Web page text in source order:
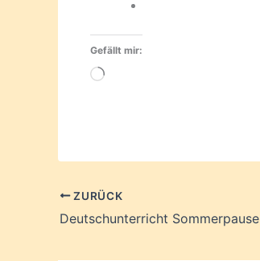
Gefällt mir:
Wird
ZURÜCK
Deutschunterricht Sommerpause